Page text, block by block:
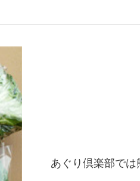
あぐり倶楽部では